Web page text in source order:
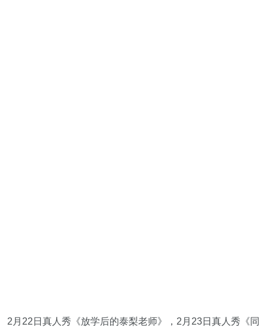
2月22日真人秀《放学后的泰梨老师》，2月23日真人秀《同